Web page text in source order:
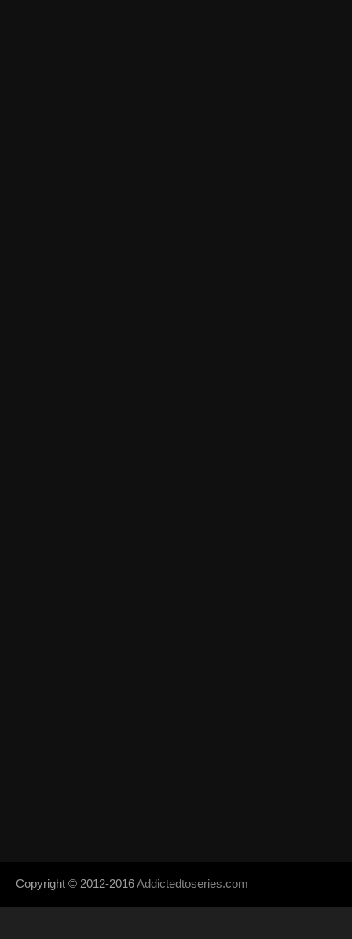
Copyright © 2012-2016Addictedtoseries.com